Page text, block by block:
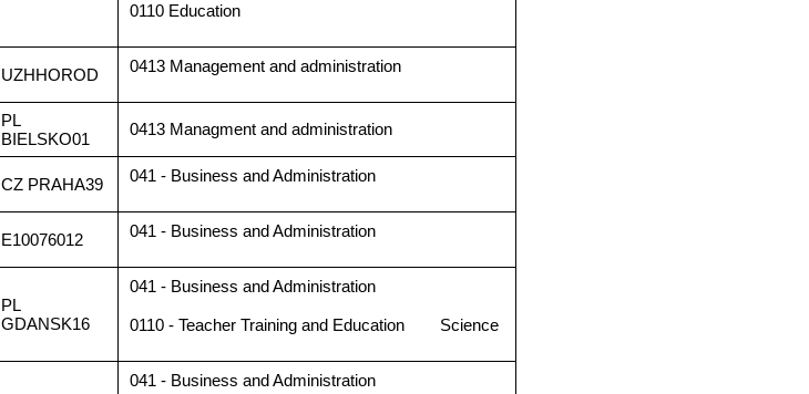
0110 Education
UZHHOROD 0413 Management and administration
PL
BIELSKO01
0413 Managment and administration
CZ PRAHA39 041 - Business and Administration
E10076012 041 - Business and Administration
PL
GDANSK16
041 - Business and Administration
0110 - Teacher Training and Education Science
041 - Business and Administration